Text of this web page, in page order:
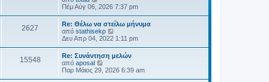
ρ
ο
λ
ή
τ
η
ς
τ
ε
Πέμ Αύγ 06, 2026 7:37 pm
2627
Re: Θέλω να στείλω μήνυμα
από stathisekp
ρ
ο
λ
ή
τ
Δευ Απρ 04, 2022 1:11 pm
15548
Re: Συνάντηση μελών
από aposal
ρ
Παρ Μάιος 29, 2026 6:39 am